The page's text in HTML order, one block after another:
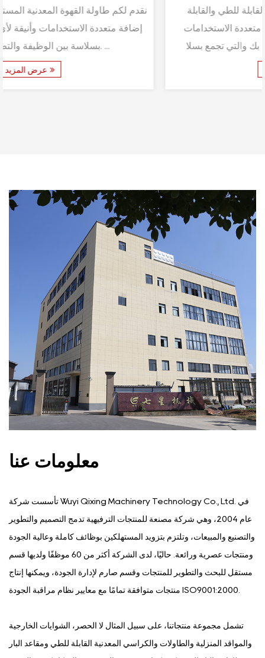
نقدم لكم طاولة الشرفة المعلقة القابلة للطي والقابلة
للتركيب على الحائط - وهي إضافة متعددة الاستخدامات
وعملية لمساحة المعيشة الخاصة بك والتي تجمع بسلا...
معلومات عنا
تأسست شركة Wuyi Qixing Machinery Technology Co., Ltd. في
عام 2004، وهي شركة مصنعة للمنتجات الترفيهية تدمج التصميم والتطوير
والتصنيع والمبيعات، وتلتزم بتزويد المستهلكين بوظائف كاملة وعالية الجودة
ومنتجات عصرية ورائعة. حاليًا، لدى الشركة أكثر من 60 موظفًا ولديها قسم
مستقل للبحث والتطوير للمنتجات وقسم صارم لإدارة الجودة، ويمكنها إنتاج
منتجات متوافقة تمامًا مع معايير نظام مراقبة الجودة ISO9001:2000.
تشمل مجموعة منتجاتنا، على سبيل المثال لا الحصر، الشوايات الخارجية
والمواقد المنزلية والطاولات والكراسي المعدنية القابلة للطي ومقاعد البار